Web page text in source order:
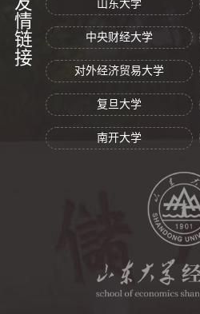
友情链接 山东大学
中央财经大学
对外经济贸易大学
复旦大学
南开大学